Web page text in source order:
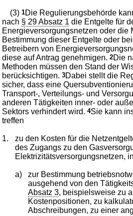
(3)1Die Regulierungsbehörde
nach § 29 Absatz 1 die Entgelte für
Energieversorgungsnetzen oder die
Bestimmung dieser Entgelte oder
Betreibern von
diese auf Antrag genehmigen.2Die
Methoden müssen den Stand der
berücksichtigen.3Dabei stellt die
sicher, dass eine
Transport-, Verteilungs- und
anderen Tätigkeiten inner- oder
Sektors verhindert wird.4Sie kann
treffen
1.
zu den Kosten für die
des Zugangs zu den
Elektrizitätsversorgungsnetzen,
a)
zur Bestimmung
ausgehend von den
Absatz 3, beispielsweise zu
Kostenpositionen, zu
Abschreibungen, zu einer